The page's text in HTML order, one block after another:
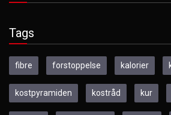
Tags
fibre forstoppelse kalorier
kostpyramiden kostråd kur